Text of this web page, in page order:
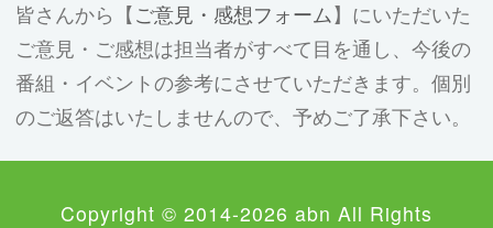
皆さんから【 ご意見・感想フォーム 】にいただいた
ご意見・ご感想は担当者がすべて目を通し、今後の
番組・イベントの参考にさせていただきます。個別
のご返答はいたしませんので、予めご了承下さい。
Copyright © 2014-2026 abn All Rights